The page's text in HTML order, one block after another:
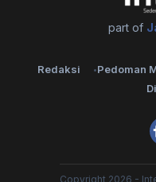
Environmental
part of
Redaksi Pedoman
Copyright 2026 -